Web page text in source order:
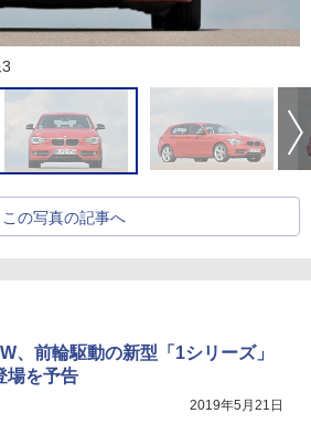
この写真の記事へ
、前輪駆動の新型「1シリーズ」
場を予告
2019年5月21日